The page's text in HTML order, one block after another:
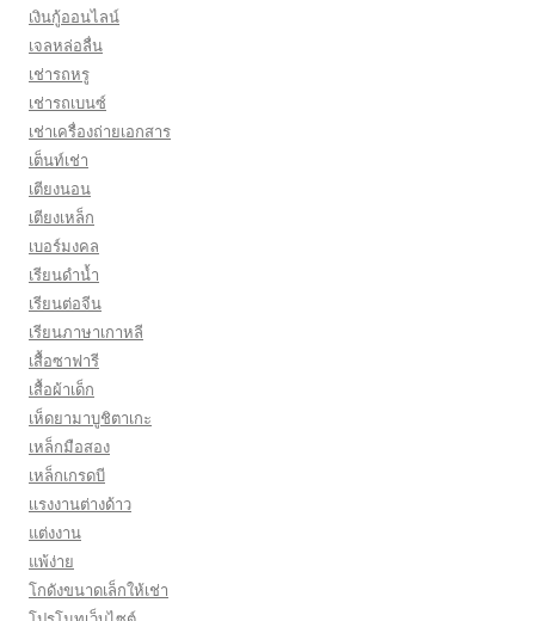
เงินกู้ออนไลน์
เจลหล่อลื่น
เช่ารถหรู
เช่ารถเบนซ์
เช่าเครื่องถ่ายเอกสาร
เต็นท์เช่า
เตียงนอน
เตียงเหล็ก
เบอร์มงคล
เรียนดำน้ำ
เรียนต่อจีน
เรียนภาษาเกาหลี
เสื้อซาฟารี
เสื้อผ้าเด็ก
เห็ดยามาบูชิตาเกะ
เหล็กมือสอง
เหล็กเกรดบี
เเรงงานต่างด้าว
แต่งงาน
แพ้ง่าย
โกดังขนาดเล็กให้เช่า